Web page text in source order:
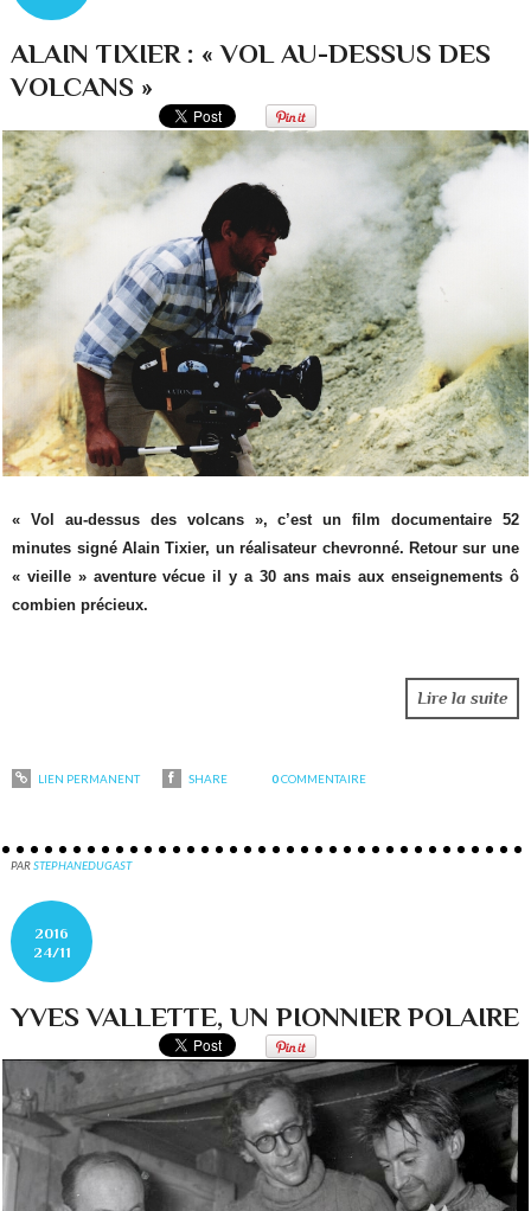
ALAIN TIXIER : « VOL AU-DESSUS DES
VOLCANS »
« Vol au-dessus des volcans », c’est un film documentaire 52
minutes signé Alain Tixier, un réalisateur chevronné. Retour sur une
« vieille » aventure vécue il y a 30 ans mais aux enseignements ô
combien précieux.
Lire la suite
LIEN PERMANENT SHARE 0 COMMENTAIRE
PARSTEPHANEDUGAST
2016
24/11
YVES VALLETTE, UN PIONNIER POLAIRE